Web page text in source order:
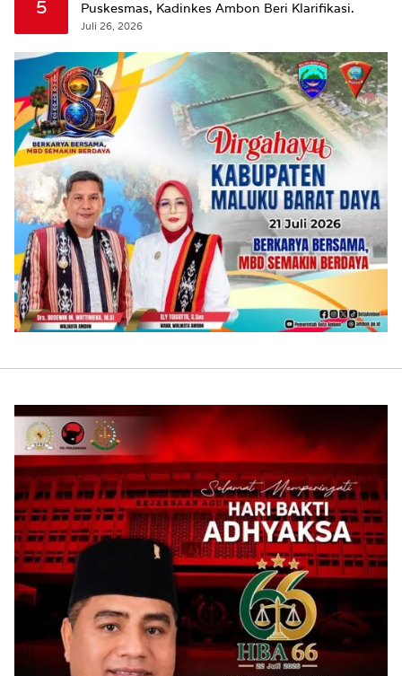
5 Puskesmas, Kadinkes Ambon Beri Klarifikasi.
Juli 26, 2026